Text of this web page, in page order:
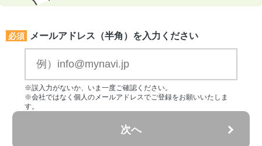
必須 メールアドレス（半角）を入力ください
※誤入力がないか、いま一度ご確認ください。
※会社ではなく個人のメールアドレスでご登録をお願いいたしま
す。
次へ